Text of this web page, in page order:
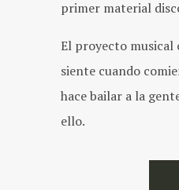
primer material
El proyecto
siente cuando
hace bailar a la
ello.